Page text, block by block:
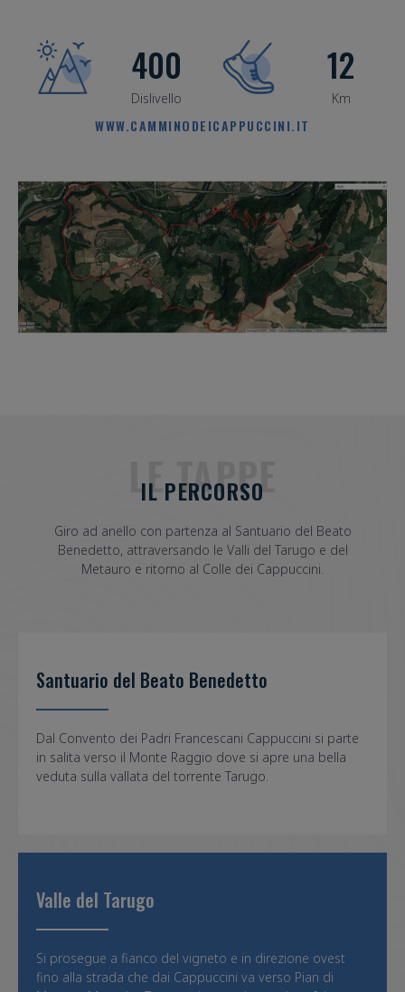
400
Dislivello
12
Km
WWW.CAMMINODEICAPPUCCINI.IT
LE TAPPE
IL PERCORSO
Giro ad anello con partenza al Santuario del Beato
Benedetto, attraversando le Valli del Tarugo e del
Metauro e ritorno al Colle dei Cappuccini.
Santuario del Beato Benedetto
Dal Convento dei Padri Francescani Cappuccini si parte
in salita verso il Monte Raggio dove si apre una bella
veduta sulla vallata del torrente Tarugo.
Valle del Tarugo
Si prosegue a fianco del vigneto e in direzione ovest
fino alla strada che dai Cappuccini va verso Pian di